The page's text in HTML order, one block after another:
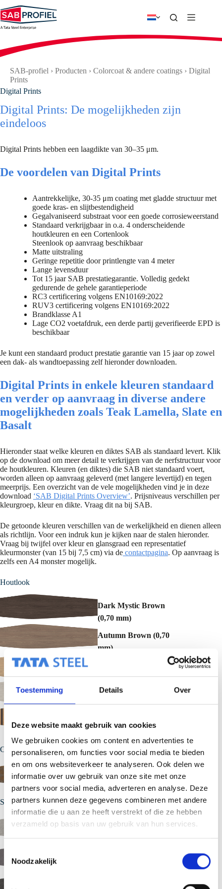
Toestemming Details Over
Deze website maakt gebruik van cookies
We gebruiken cookies om content en advertenties te
personaliseren, om functies voor social media te bieden
en om ons websiteverkeer te analyseren. Ook delen we
informatie over uw gebruik van onze site met onze
partners voor social media, adverteren en analyse. Deze
partners kunnen deze gegevens combineren met andere
informatie die u aan ze heeft verstrekt of die ze hebben
verzameld op basis van uw gebruik van hun services.
T
Noodzakelijk
naar
de
inhoud
SAB-profiel › Producten › Colorcoat & andere coatings › Digital
Prints
Digital Prints
Digital Prints: De mogelijkheden zijn
eindeloos
Digital Prints hebben een laagdikte van 30–35 μm.
De voordelen van Digital Prints
Aantrekkelijke, 30-35 μm coating met gladde structuur met
goede kras- en slijtbestendigheid
Gegalvaniseerd substraat voor een goede corrosieweerstand
Standaard verkrijgbaar in o.a. 4 onderscheidende
houtkleuren en een Cortenlook
Steenlook op aanvraag beschikbaar
Matte uitstraling
Geringe repetitie door printlengte van 4 meter
Lange levensduur
Tot 15 jaar SAB prestatiegarantie. Volledig gedekt
gedurende de gehele garantieperiode
RC3 certificering volgens EN10169:2022
RUV3 certificering volgens EN10169:2022
Brandklasse A1
Lage CO2 voetafdruk, een derde partij geverifieerde EPD is
beschikbaar
Je kunt een standaard product prestatie garantie van 15 jaar op zowel
een dak- als wandtoepassing zelf hieronder downloaden.
Digital Prints in enkele kleuren standaard
en verder op aanvraag in diverse andere
mogelijkheden zoals Teak Lamella, Slate en
Basalt
Hieronder staat welke kleuren en diktes SAB als standaard levert. Klik
op de download om meer detail te verkrijgen van de nerfstructuur voor
de houtkleuren. Kleuren (en diktes) die SAB niet standaard voert,
worden alleen op aanvraag geleverd (met langere levertijd) en tegen
meerprijs. Een overzicht van de vele mogelijkheden vind je in deze
download ‘SAB Digital Prints Overview’. Prijsniveaus verschillen per
kleurgroep, kleur en dikte. Vraag dit na bij SAB.
De getoonde kleuren verschillen van de werkelijkheid en dienen alleen
als richtlijn. Voor een indruk kun je kijken naar de stalen hieronder.
Vraag bij twijfel over kleur en glansgraad een representatief
kleurmonster (van 15 bij 7,5 cm) via de contactpagina. Op aanvraag is
zelfs een A4 monster mogelijk.
Houtlook
Dark Mystic Brown
(0,70 mm)
Autumn Brown (0,70
mm)
Harvest Beige (0,70 mm)
Ivory White (0,70 mm)
op aanvraag)
Cortenlook
Corten (0,70 mm)
Steenlook
Concrete (0,70 mm op
aanvraag)